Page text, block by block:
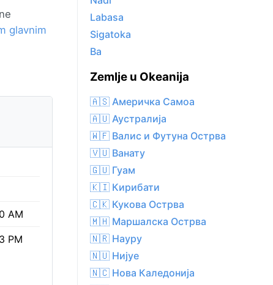
glavnim
AM
PM
Labasa
Sigatoka
Ba
Zemlje u Okeanija
🇦🇸 Америчка Самоа
🇦🇺 Аустралија
🇼🇫 Валис и Футуна Острва
🇻🇺 Ванату
🇬🇺 Гуам
🇰🇮 Кирибати
🇨🇰 Кукова Острва
🇲🇭 Маршалска Острва
🇳🇷 Науру
🇳🇺 Нијуе
🇳🇨 Нова Каледонија